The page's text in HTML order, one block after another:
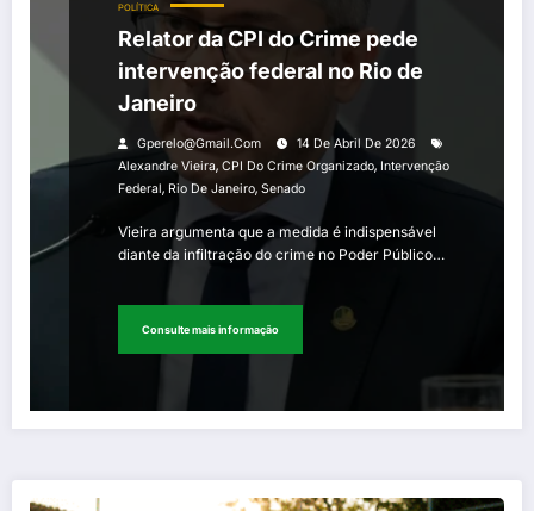
POLÍTICA
Relator da CPI do Crime pede
intervenção federal no Rio de
Janeiro
Gperelo@gmail.com
14 De Abril De 2026
Alexandre Vieira, CPI Do Crime Organizado, Intervenção
Federal, Rio De Janeiro, Senado
Vieira argumenta que a medida é indispensável
diante da infiltração do crime no Poder Público…
Consulte mais informação